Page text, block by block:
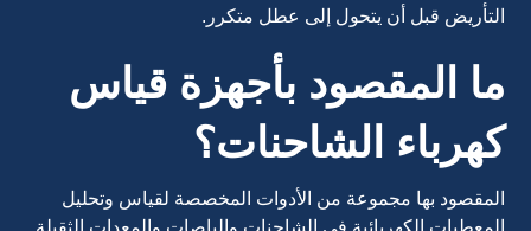
التأريض قبل أن يتحول إلى عطل متكرر.
ما المقصود بأجهزة قياس
كهرباء الشاحنات؟
المقصود بها مجموعة من الأدوات المخصصة لقياس وتحليل